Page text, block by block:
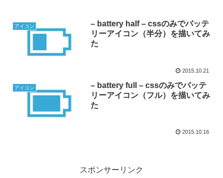
アイコン
– battery half – cssのみでバッテ
リーアイコン（半分）を描いてみ
た
2015.10.21
アイコン
– battery full – cssのみでバッテ
リーアイコン（フル）を描いてみ
た
2015.10.16
スポンサーリンク